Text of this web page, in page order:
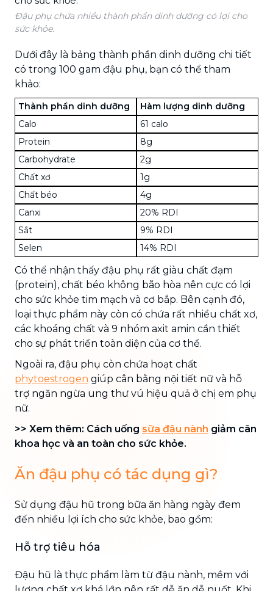
Đậu phụ chứa nhiều thành phần dinh dưỡng có lợi cho
sức khỏe.
Dưới đây là bảng thành phần dinh dưỡng chi tiết
có trong 100 gam đậu phụ, bạn có thể tham
khảo:
Thành phần dinh dưỡng
Hàm lượng dinh dưỡng
Calo
61 calo
Protein
8g
Carbohydrate
2g
Chất xơ
1g
Chất béo
4g
Canxi
20% RDI
Sắt
9% RDI
Selen
14% RDI
Có thể nhận thấy đậu phụ rất giàu chất đạm
(protein), chất béo không bão hòa nên cực có lợi
cho sức khỏe tim mạch và cơ bắp. Bên cạnh đó,
loại thực phẩm này còn có chứa rất nhiều chất xơ,
các khoáng chất và 9 nhóm axit amin cần thiết
cho sự phát triển toàn diện của cơ thể.
Ngoài ra, đậu phụ còn chứa hoạt chất
phytoestrogen giúp cân bằng nội tiết nữ và hỗ
trợ ngăn ngừa ung thư vú hiệu quả ở chị em phụ
nữ.
>> Xem thêm: Cách uống sữa đậu nành giảm cân
khoa học và an toàn cho sức khỏe.
Ăn đậu phụ có tác dụng gì?
Sử dụng đậu hũ trong bữa ăn hàng ngày đem
đến nhiều lợi ích cho sức khỏe, bao gồm:
Hỗ trợ tiêu hóa
Đậu hũ là thực phẩm làm từ đậu nành, mềm với